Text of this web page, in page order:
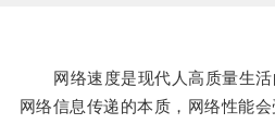
网络速度是现代人高质量生活
网络信息传递的本质，网络性能